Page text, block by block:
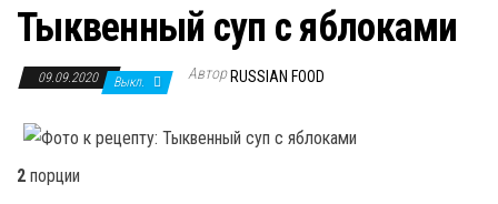
Тыквенный суп с яблоками
09.09.2020 Выкл. Автор RUSSIAN FOOD
2 порции